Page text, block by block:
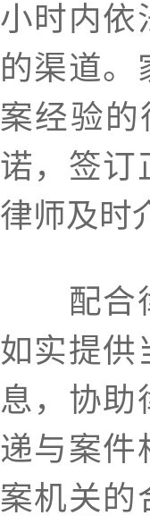
小时内依
的渠道。
案经验的
诺，签订
律师及时
配合律
如实提供
息，协助
递与案件
案机关的